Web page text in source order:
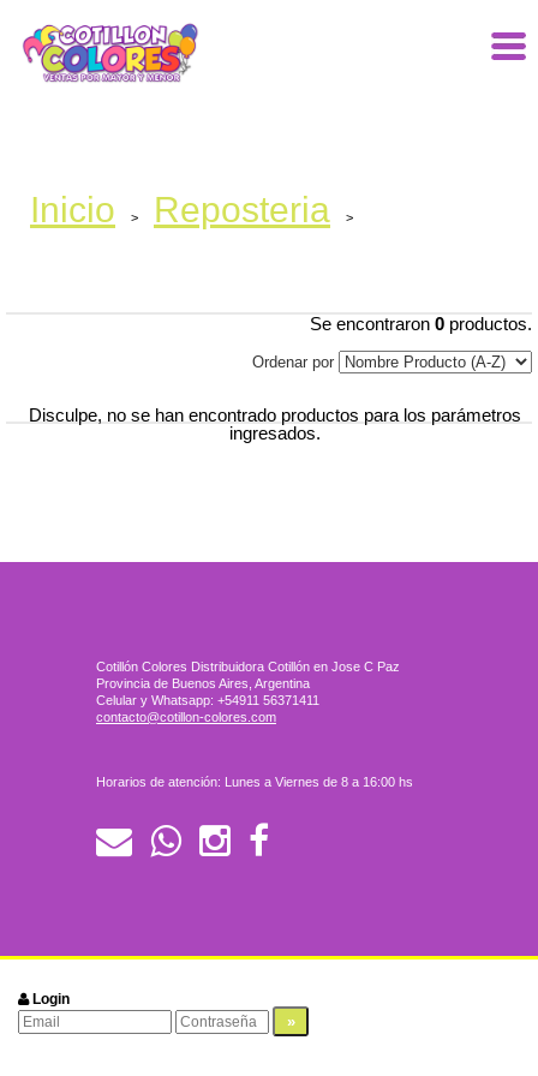
Inicio > Reposteria >
Se encontraron 0 productos.
Ordenar por
Disculpe, no se han encontrado productos para los parámetros
ingresados.
Cotillón Colores Distribuidora Cotillón en Jose C Paz
Provincia de Buenos Aires, Argentina
Celular y Whatsapp: +54911 56371411
contacto@cotillon-colores.com
Horarios de atención: Lunes a Viernes de 8 a 16:00 hs
Login